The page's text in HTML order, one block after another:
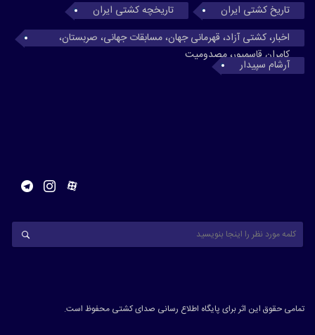
تاریخ کشتی ایران
تاریخچه کشتی ایران
اخبار، کشتی آزاد، قهرمانی جهان، مسابقات جهانی، صربستان،
کامران قاسمپور، مصدومیت
آرشام سپیدار
تمامی حقوق این اثر برای پایگاه اطلاع رسانی صدای کشتی محفوظ است.